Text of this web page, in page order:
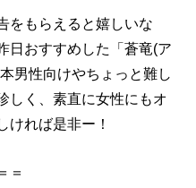
をもらえると嬉しいな
日おすすめした「蒼竜(ア
男性向けやちょっと難し
しく、素直に女性にもオ
ければ是非ー！
＝